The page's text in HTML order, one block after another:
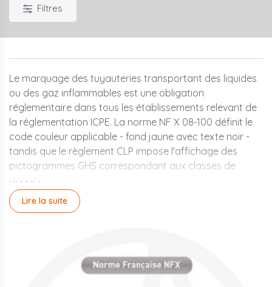
Filtres
Le marquage des tuyauteries transportant des liquides
ou des gaz inflammables est une obligation
réglementaire dans tous les établissements relevant de
la réglementation ICPE. La norme NF X 08-100 définit le
code couleur applicable - fond jaune avec texte noir -
tandis que le règlement CLP impose l'affichage des
pictogrammes GHS correspondant aux classes de
danger.
Résistance aux
difficiles
Lire la suite